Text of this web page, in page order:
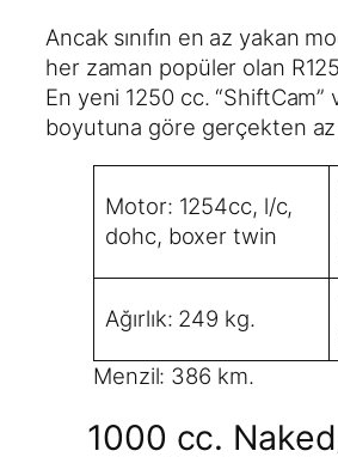
Ancak sınıfın en az yakan
her zaman popüler olan
En yeni 1250 cc. “ShiftCam”
boyutuna göre gerçekten az
Motor: 1254cc, l/c,
dohc, boxer twin
Ağırlık: 249 kg.
Menzil: 386 km.
1000 cc.